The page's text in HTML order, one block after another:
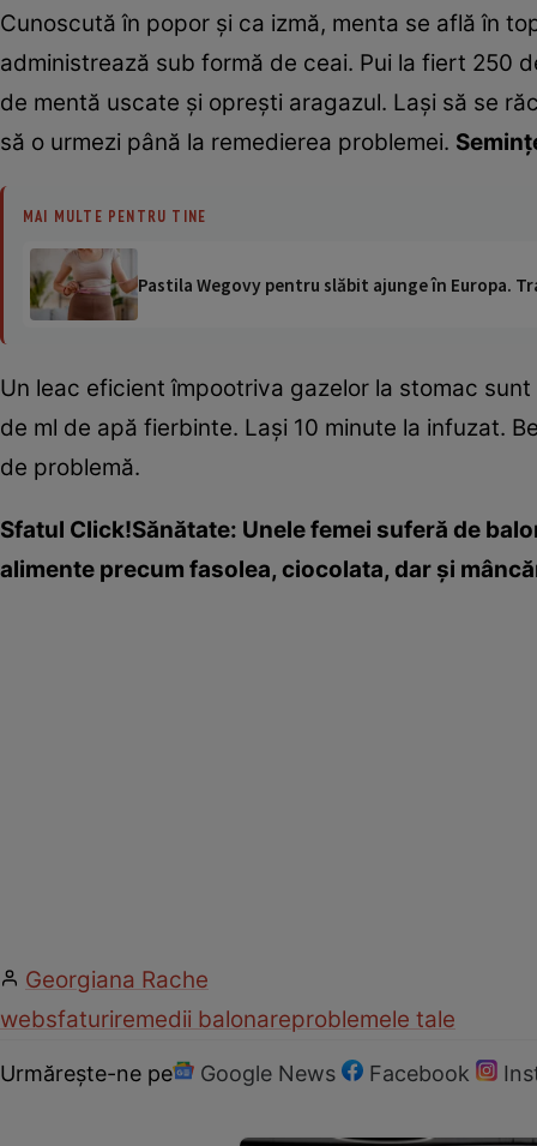
Cunoscută în popor şi ca izmă, menta se află în
administrează sub formă de ceai. Pui la fiert 250
de mentă uscate şi opreşti aragazul. Laşi să se
să o urmezi până la remedierea problemei.
MAI MULTE PENTRU TINE
Pastila Wegovy pentru slăbit ajunge în Europa.
Un leac eficient împootriva gazelor la stomac
de ml de apă fierbinte. Laşi 10 minute la infuzat.
de problemă.
Sfatul Click!Sănătate: Unele femei suferă de
alimente precum fasolea, ciocolata, dar şi
Georgiana Rache
websfaturiremedii balonareproblemele tale
Urmărește-ne pe Google News Facebook